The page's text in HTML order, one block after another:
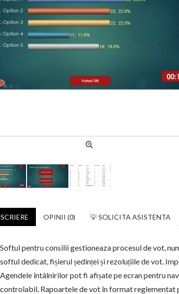
OPINII (0) 💡 SOLICITA ASISTENTA
Softul pentru consilii gestioneaza procesul de vot,
softul dedicat, fișierul ședinței și rezoluțiile de vot.
Agendele întâlnirilor pot fi afișate pe ecran pentru
controlabil. Rapoartele de vot în format reglementat